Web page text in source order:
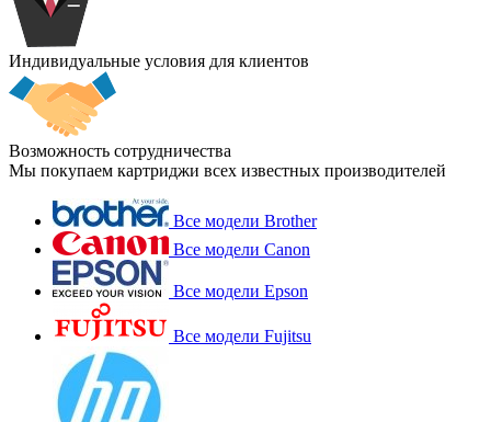
Индивидуальные условия для клиентов
Возможность сотрудничества
Мы покупаем картриджи всех известных производителей
Все модели Brother
Все модели Canon
Все модели Epson
Все модели Fujitsu